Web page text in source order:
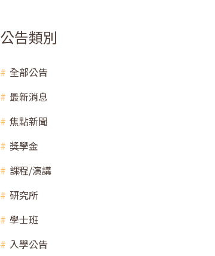
公告類別
全部公告
最新消息
焦點新聞
獎學金
課程/演講
研究所
學士班
入學公告